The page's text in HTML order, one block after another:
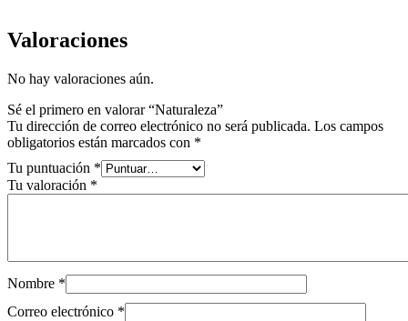
Valoraciones
No hay valoraciones aún.
Sé el primero en valorar “Naturaleza”
Tu dirección de correo electrónico no será publicada. Los campos
obligatorios están marcados con *
Tu puntuación *
Tu valoración *
Nombre *
Correo electrónico *